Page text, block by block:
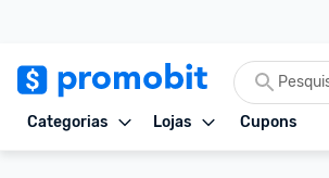
Categorias Lojas Cupons